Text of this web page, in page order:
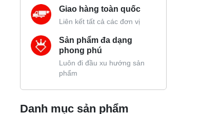
Giao hàng toàn quốc
Liên kết tất cả các đơn vị
Sản phẩm đa dạng
phong phú
Luôn đi đầu xu hướng sản
phẩm
Danh mục sản phẩm